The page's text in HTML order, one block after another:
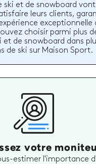
ski et de snowboard
leurs clients,
exceptionnelle
choisir parmi plus
et de snowboard dans
de ski sur Maison Sport.
votre
estimer l'importance